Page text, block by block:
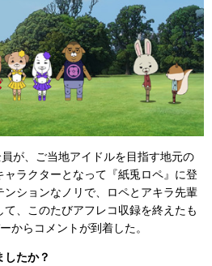
が、ご当地アイドルを目指す地元の
ラクターとなって『紙兎ロペ』に登
ションなノリで、ロペとアキラ先輩
、このたびアフレコ収録を終えたも
からコメントが到着した。
たか？